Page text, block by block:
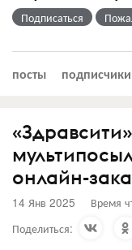
Подписаться
посты подписчики
онлайн-
14 Янв 2025 Время
Поделиться: